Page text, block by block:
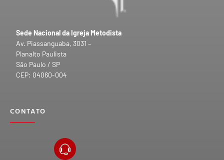
Sede Nacional da Igreja Metodista
Av. Piassanguaba, 3031 –
Planalto Paulista
São Paulo / SP
CEP: 04060-004
CONTATO